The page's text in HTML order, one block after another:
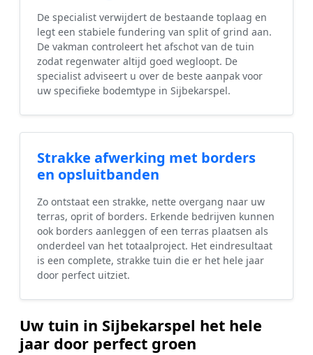
De specialist verwijdert de bestaande toplaag en
legt een stabiele fundering van split of grind aan.
De vakman controleert het afschot van de tuin
zodat regenwater altijd goed wegloopt. De
specialist adviseert u over de beste aanpak voor
uw specifieke bodemtype in Sijbekarspel.
Strakke afwerking met borders
en opsluitbanden
Zo ontstaat een strakke, nette overgang naar uw
terras, oprit of borders. Erkende bedrijven kunnen
ook borders aanleggen of een terras plaatsen als
onderdeel van het totaalproject. Het eindresultaat
is een complete, strakke tuin die er het hele jaar
door perfect uitziet.
Uw tuin in Sijbekarspel het hele
jaar door perfect groen